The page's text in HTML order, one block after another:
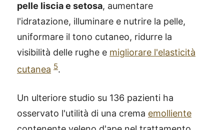
pelle liscia e setosa, aumentare
l'idratazione, illuminare e nutrire la pelle,
uniformare il tono cutaneo, ridurre la
visibilità delle rughe e migliorare l'elasticità
cutanea 5.
Un ulteriore studio su 136 pazienti ha
osservato l'utilità di una crema emolliente